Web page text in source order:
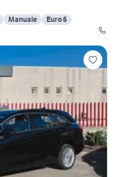
Manuale
Euro 6